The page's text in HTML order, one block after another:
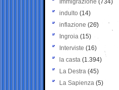
Immigrazione (734)
indulto (14)
inflazione (26)
Ingroia (15)
Interviste (16)
la casta (1.394)
La Destra (45)
La Sapienza (5)